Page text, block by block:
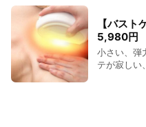
【バス
5,980円
小さい、弾
テが寂しい